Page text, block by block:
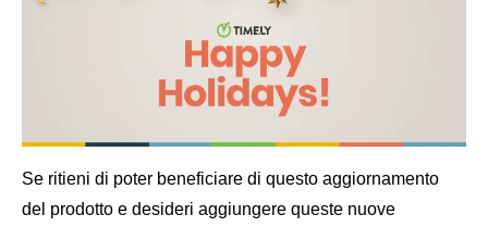
Se ritieni di poter beneficiare di questo aggiornamento
del prodotto e desideri aggiungere queste nuove